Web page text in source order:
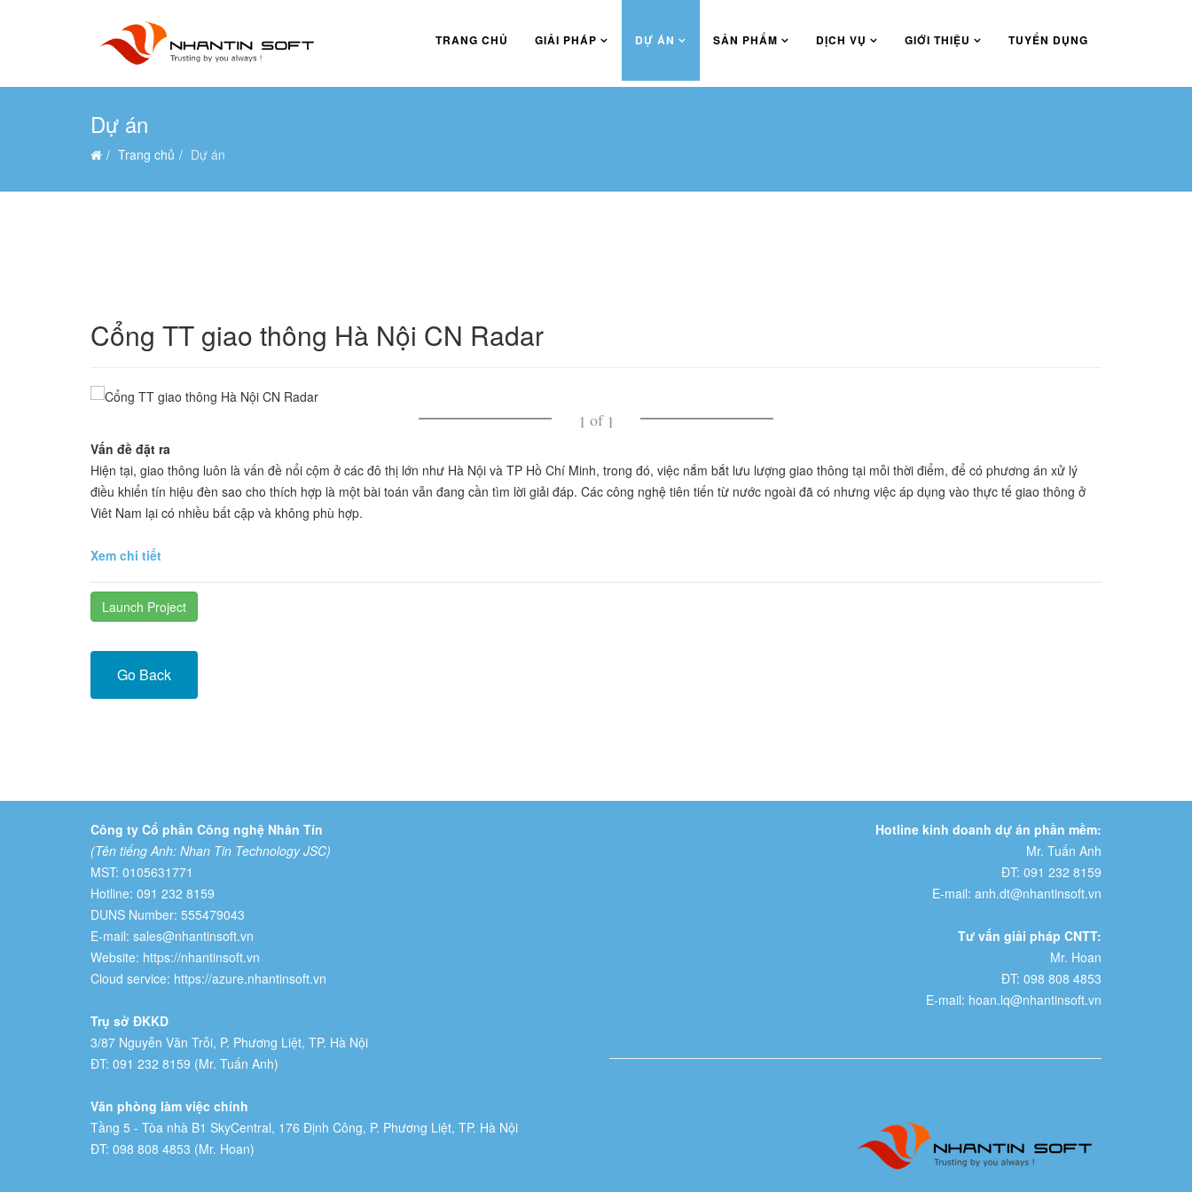
TRANG CHỦ GIẢI PHÁP DỰ ÁN SẢN PHẨM DỊCH VỤ GIỚI THIỆU TUYỂN DỤNG
Dự án
Trang chủ Dự án
Cổng TT giao thông Hà Nội CN Radar
1 of 1
Vấn đề đặt ra
Hiện tại, giao thông luôn là vấn đề nổi cộm ở các đô thị lớn như Hà Nội và TP Hồ Chí Minh, trong đó, việc nắm bắt lưu lượng giao thông tại mỗi thời điểm, để có phương án xử lý
điều khiển tín hiệu đèn sao cho thích hợp là một bài toán vẫn đang cần tìm lời giải đáp. Các công nghệ tiên tiến từ nước ngoài đã có nhưng việc áp dụng vào thực tế giao thông ở
Viêt Nam lại có nhiều bất cập và không phù hợp.
Xem chi tiết
Launch Project
Go Back
Công ty Cổ phần Công nghệ Nhân Tín
(Tên tiếng Anh: Nhan Tin Technology JSC)
MST: 0105631771
Hotline: 091 232 8159
DUNS Number: 555479043
E-mail: sales@nhantinsoft.vn
Website: https://nhantinsoft.vn
Cloud service: https://azure.nhantinsoft.vn
Trụ sở ĐKKD
3/87 Nguyễn Văn Trỗi, P. Phương Liệt, TP. Hà Nội
ĐT: 091 232 8159 (Mr. Tuấn Anh)
Văn phòng làm việc chính
Tầng 5 - Tòa nhà B1 SkyCentral, 176 Định Công, P. Phương Liệt, TP. Hà Nội
ĐT: 098 808 4853 (Mr. Hoan)
Hotline kinh doanh dự án phần mềm:
Mr. Tuấn Anh
ĐT: 091 232 8159
E-mail: anh.dt@nhantinsoft.vn
Tư vấn giải pháp CNTT:
Mr. Hoan
ĐT: 098 808 4853
E-mail: hoan.lq@nhantinsoft.vn